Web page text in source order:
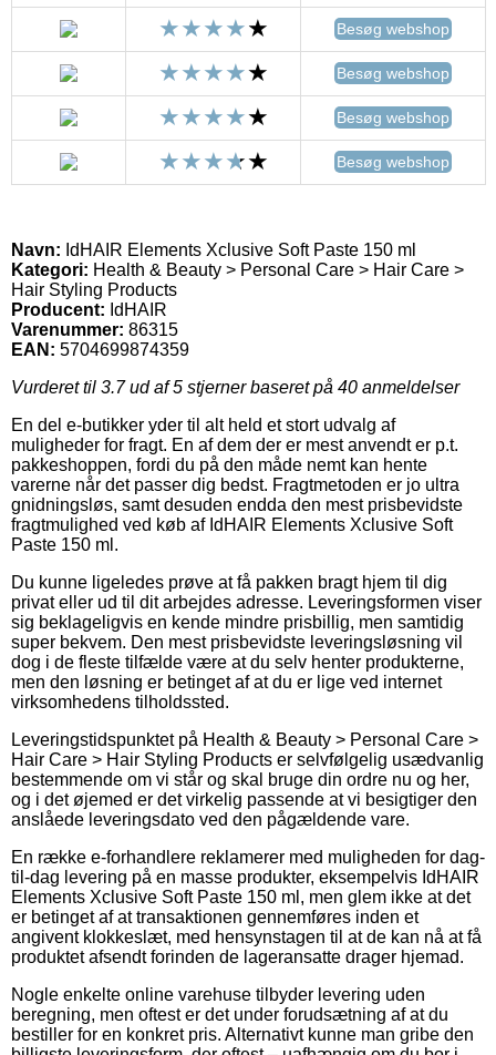
Besøg webshop
Besøg webshop
Besøg webshop
Besøg webshop
Navn: IdHAIR Elements Xclusive Soft Paste 150 ml
Kategori: Health & Beauty > Personal Care > Hair Care >
Hair Styling Products
Producent: IdHAIR
Varenummer: 86315
EAN: 5704699874359
Vurderet til 3.7ud af 5 stjerner baseret på 40 anmeldelser
En del e-butikker yder til alt held et stort udvalg af
muligheder for fragt. En af dem der er mest anvendt er p.t.
pakkeshoppen, fordi du på den måde nemt kan hente
varerne når det passer dig bedst. Fragtmetoden er jo ultra
gnidningsløs, samt desuden endda den mest prisbevidste
fragtmulighed ved køb af IdHAIR Elements Xclusive Soft
Paste 150 ml.
Du kunne ligeledes prøve at få pakken bragt hjem til dig
privat eller ud til dit arbejdes adresse. Leveringsformen viser
sig beklageligvis en kende mindre prisbillig, men samtidig
super bekvem. Den mest prisbevidste leveringsløsning vil
dog i de fleste tilfælde være at du selv henter produkterne,
men den løsning er betinget af at du er lige ved internet
virksomhedens tilholdssted.
Leveringstidspunktet på Health & Beauty > Personal Care >
Hair Care > Hair Styling Products er selvfølgelig usædvanlig
bestemmende om vi står og skal bruge din ordre nu og her,
og i det øjemed er det virkelig passende at vi besigtiger den
anslåede leveringsdato ved den pågældende vare.
En række e-forhandlere reklamerer med muligheden for dag-
til-dag levering på en masse produkter, eksempelvis IdHAIR
Elements Xclusive Soft Paste 150 ml, men glem ikke at det
er betinget af at transaktionen gennemføres inden et
angivent klokkeslæt, med hensynstagen til at de kan nå at få
produktet afsendt forinden de lageransatte drager hjemad.
Nogle enkelte online varehuse tilbyder levering uden
beregning, men oftest er det under forudsætning af at du
bestiller for en konkret pris. Alternativt kunne man gribe den